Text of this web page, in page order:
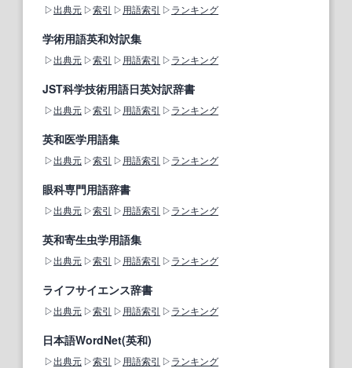
出典元 索引 用語索引 ランキング
学術用語英和対訳集
出典元 索引 用語索引 ランキング
JST科学技術用語日英対訳辞書
出典元 索引 用語索引 ランキング
英和医学用語集
出典元 索引 用語索引 ランキング
眼科専門用語辞書
出典元 索引 用語索引 ランキング
英和寄生虫学用語集
出典元 索引 用語索引 ランキング
ライフサイエンス辞書
出典元 索引 用語索引 ランキング
日本語WordNet(英和)
出典元 索引 用語索引 ランキング